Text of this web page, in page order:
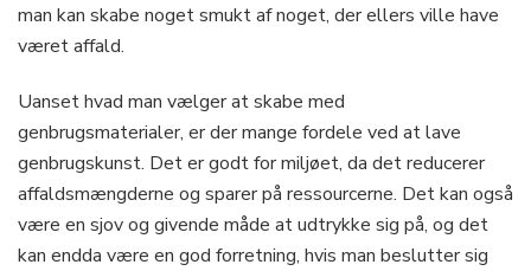
man kan skabe noget smukt af noget, der ellers ville have
været affald.
Uanset hvad man vælger at skabe med
genbrugsmaterialer, er der mange fordele ved at lave
genbrugskunst. Det er godt for miljøet, da det reducerer
affaldsmængderne og sparer på ressourcerne. Det kan også
være en sjov og givende måde at udtrykke sig på, og det
kan endda være en god forretning, hvis man beslutter sig